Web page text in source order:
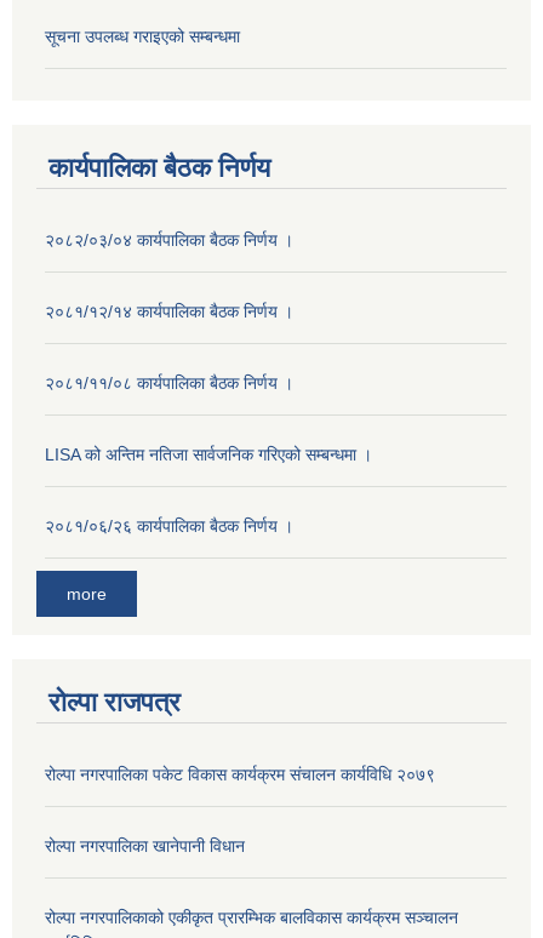
सूचना उपलब्ध गराइएको सम्बन्धमा
कार्यपालिका बैठक निर्णय
२०८२/०३/०४ कार्यपालिका बैठक निर्णय ।
२०८१/१२/१४ कार्यपालिका बैठक निर्णय ।
२०८१/११/०८ कार्यपालिका बैठक निर्णय ।
LISA को अन्तिम नतिजा सार्वजनिक गरिएको सम्बन्धमा ।
२०८१/०६/२६ कार्यपालिका बैठक निर्णय ।
more
रोल्पा राजपत्र
रोल्पा नगरपालिका पकेट विकास कार्यक्रम संचालन कार्यविधि २०७९
रोल्पा नगरपालिका खानेपानी विधान
रोल्पा नगरपालिकाको एकीकृत प्रारम्भिक बालविकास कार्यक्रम सञ्चालन